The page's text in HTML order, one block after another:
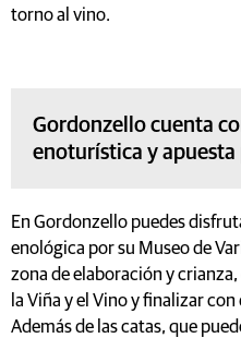
torno al vino.
Gordonzello cuenta
enoturística y apuesta
En Gordonzello puedes
enológica por su Museo de
zona de elaboración y
la Viña y el Vino y finalizar
Además de las catas, que